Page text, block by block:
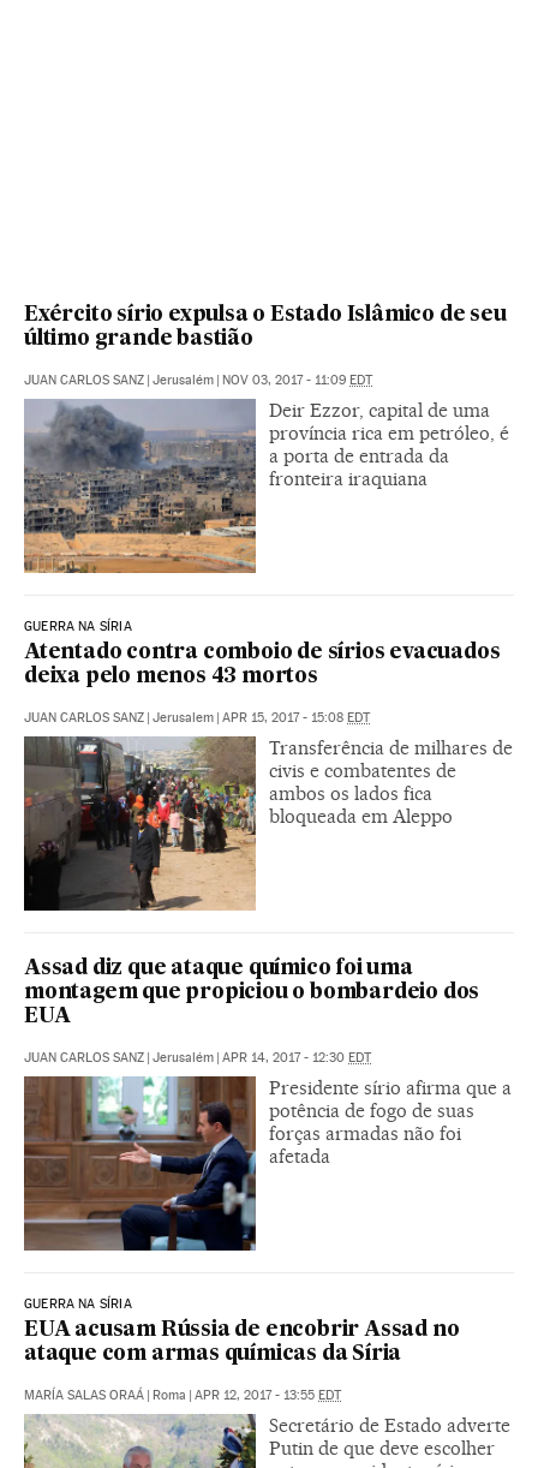
Exército sírio expulsa o Estado Islâmico de seu
último grande bastião
JUAN CARLOS SANZ | Jerusalém | NOV 03, 2017 - 11:09 EDT
Deir Ezzor, capital de uma
província rica em petróleo, é
a porta de entrada da
fronteira iraquiana
GUERRA NA SÍRIA
Atentado contra comboio de sírios evacuados
deixa pelo menos 43 mortos
JUAN CARLOS SANZ | Jerusalem | APR 15, 2017 - 15:08 EDT
Transferência de milhares de
civis e combatentes de
ambos os lados fica
bloqueada em Aleppo
Assad diz que ataque químico foi uma
montagem que propiciou o bombardeio dos
EUA
JUAN CARLOS SANZ | Jerusalém | APR 14, 2017 - 12:30 EDT
Presidente sírio afirma que a
potência de fogo de suas
forças armadas não foi
afetada
GUERRA NA SÍRIA
EUA acusam Rússia de encobrir Assad no
ataque com armas químicas da Síria
MARÍA SALAS ORAÁ | Roma | APR 12, 2017 - 13:55 EDT
Secretário de Estado adverte
Putin de que deve escolher